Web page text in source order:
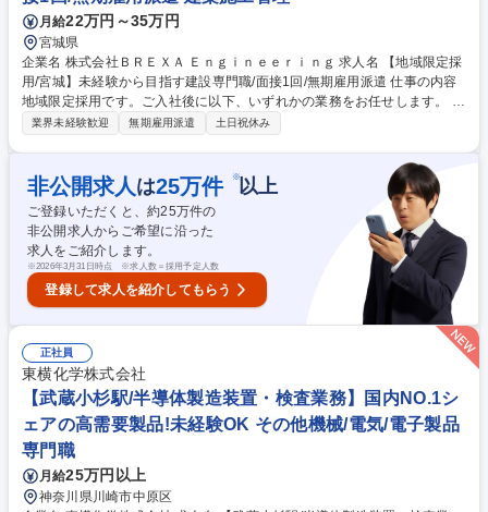
月給22万円～35万円
宮城県
企業名 株式会社ＢＲＥＸＡ Ｅｎｇｉｎｅｅｒｉｎｇ 求人名 【地域限定採
用/宮城】未経験から目指す建設専門職/面接1回/無期雇用派遣 仕事の内容
地域限定採用です。ご入社後に以下、いずれかの業務をお任せします。 ■
施工管理：ビルやマンションに限らず、工事を行う際に必要な進行役で
プラントエンジニア：身の回りのあらゆるもの（電気・鉄・水など）の 製
造を行うプラントで機械や電気の専門家として働いていただきます。 【～
人気の理由ベスト3～学歴や職歴関係なく市場価値の上がる仕事！】 1：
高難易度国家資格を充実のサポートで習得可能！ 2：市場価値が高い＝収
入も高い（自立したい方におすすめ） 3：社会の役に立つ仕事（あなたの
仕事がみんなの生活を支えます！） 募集職種 【地域限定採用/宮城】未経
験から目指す建設専門職/面接1回/無期雇用派遣
業界未経験歓迎 無期雇用派遣 土日祝休み
非公開求人 は25万件 ※以上
ご登録いただくと、約25万件の
非公開求人からご希望に沿った
求人をご紹介します。
※2026年3月31日時点 ※求人数＝採用予定人数
登録して求人を紹介してもらう
正社員
東横化学株式会社
【武蔵小杉駅/半導体製造装置・検査業務】国内NO.1シ
ェアの高需要製品!未経験OK その他機械/電気/電子製品
専門職
月給25万円以上
神奈川県川崎市中原区